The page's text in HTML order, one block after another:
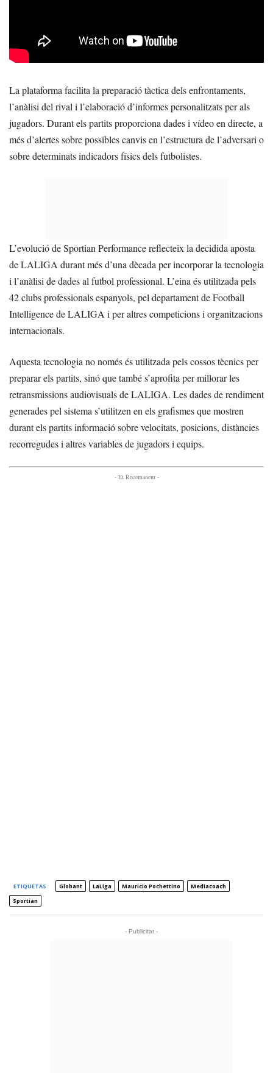
La plataforma facilita la preparació tàctica dels enfrontaments,
l’anàlisi del rival i l’elaboració d’informes personalitzats per als
jugadors. Durant els partits proporciona dades i vídeo en directe, a
més d’alertes sobre possibles canvis en l’estructura de l’adversari o
sobre determinats indicadors físics dels futbolistes.
L’evolució de Sportian Performance reflecteix la decidida aposta
de LALIGA durant més d’una dècada per incorporar la tecnologia
i l’anàlisi de dades al futbol professional. L’eina és utilitzada pels
42 clubs professionals espanyols, pel departament de Football
Intelligence de LALIGA i per altres competicions i organitzacions
internacionals.
Aquesta tecnologia no només és utilitzada pels cossos tècnics per
preparar els partits, sinó que també s’aprofita per millorar les
retransmissions audiovisuals de LALIGA. Les dades de rendiment
generades pel sistema s’utilitzen en els grafismes que mostren
durant els partits informació sobre velocitats, posicions, distàncies
recorregudes i altres variables de jugadors i equips.
- Et Recomanem -
ETIQUETAS Globant LaLiga Mauricio Pochettino
Mediacoach
Sportian
- Publicitat -